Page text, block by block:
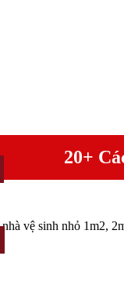
20+
vệ sinh nhỏ 1m2,